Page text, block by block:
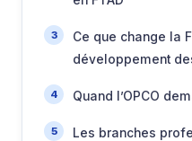
Ce que change la
développement
Quand l’OPCO
Les branches